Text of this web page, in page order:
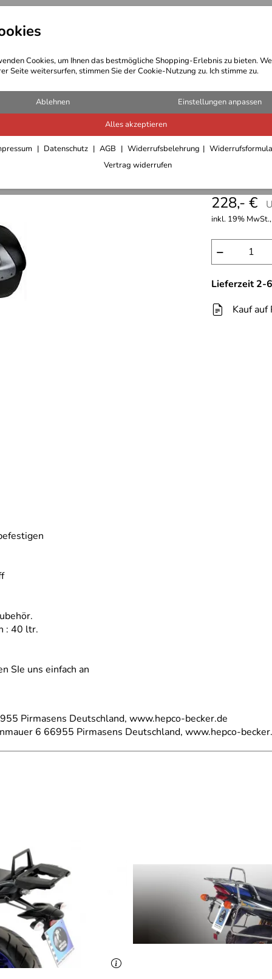
Cookies, um Ihnen das bestmögliche Shopping-Erlebnis zu bieten.
Seite weitersurfen, stimmen Sie der Cookie-Nutzung zu. Ich stimme zu.
Ablehnen Einstellungen anpassen
Alles akzeptieren
Datenschutz AGB Widerrufsbelehrung
Vertrag widerrufen
Bekleidung Outdoor Ausrüstung
Hepco
228,- €
inkl. 19%
−
Lieferzeit 2-
Kauf auf
: 40 ltr.
SIe uns einfach an
Pirmasens Deutschland, www.hepco-becker.de
6 66955 Pirmasens Deutschland, www.hepco-
der Ware zufrieden, Topcase ist bereits montiert- alles o.k.